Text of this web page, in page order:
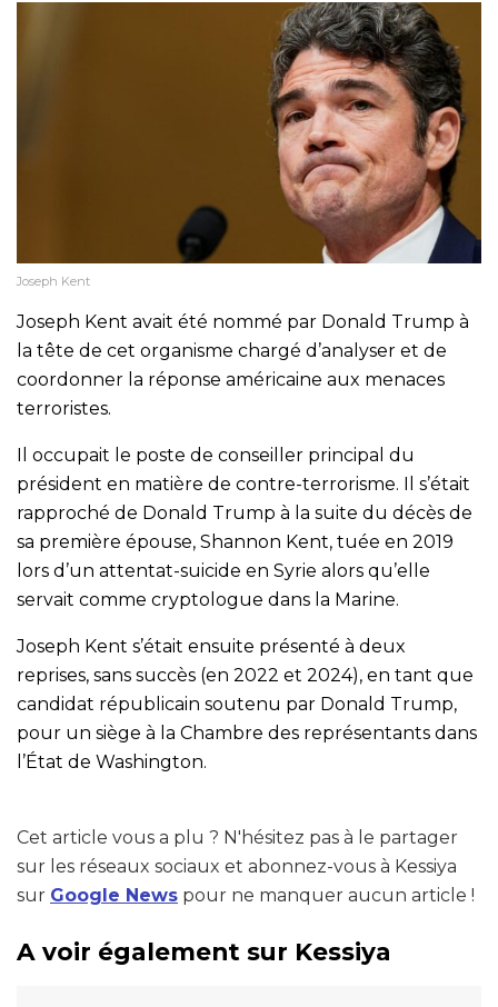
Joseph Kent
Joseph Kent avait été nommé par Donald Trump à
la tête de cet organisme chargé d’analyser et de
coordonner la réponse américaine aux menaces
terroristes.
Il occupait le poste de conseiller principal du
président en matière de contre-terrorisme. Il s’était
rapproché de Donald Trump à la suite du décès de
sa première épouse, Shannon Kent, tuée en 2019
lors d’un attentat-suicide en Syrie alors qu’elle
servait comme cryptologue dans la Marine.
Joseph Kent s’était ensuite présenté à deux
reprises, sans succès (en 2022 et 2024), en tant que
candidat républicain soutenu par Donald Trump,
pour un siège à la Chambre des représentants dans
l’État de Washington.
Cet article vous a plu ? N'hésitez pas à le partager
sur les réseaux sociaux et abonnez-vous à Kessiya
sur Google News pour ne manquer aucun article !
A voir également sur Kessiya